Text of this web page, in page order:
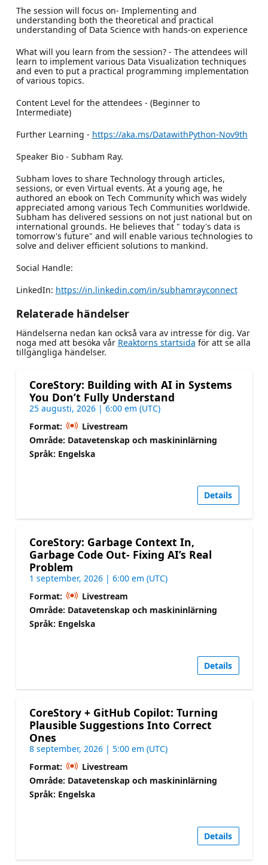
The session will focus on- Implementing and
understanding both the theoretical and practical
understanding of Data Science with hands-on experience
What will you learn from the session? - The attendees will
learn to implement various Data Visualization techniques
and even to put a practical programming implementation
of various topics.
Content Level for the attendees - (Beginner to
Intermediate)
Further Learning - https://aka.ms/DatawithPython-Nov9th
Speaker Bio - Subham Ray.
Subham loves to share Technology through articles,
sessions, or even Virtual events. At a young age, he
authored an ebook on Tech Community which was widely
appreciated among various Tech Communities worldwide.
Subham has delivered sessions on not just national but on
international grounds. He believes that " today's data is
tomorrow's future" and will enable various technologies to
solve and deliver efficient solutions to mankind.
Social Handle:
LinkedIn: https://in.linkedin.com/in/subhamrayconnect
Relaterade händelser
Händelserna nedan kan också vara av intresse för dig. Var
noga med att besöka vår Reaktorns startsida för att se alla
tillgängliga händelser.
CoreStory: Building with AI in Systems
You Don’t Fully Understand
25 augusti, 2026 | 6:00 em (UTC)
Format:
Livestream
Område: Datavetenskap och maskininlärning
Språk: Engelska
Details
CoreStory: Garbage Context In,
Garbage Code Out- Fixing AI’s Real
Problem
1 september, 2026 | 6:00 em (UTC)
Format:
Livestream
Område: Datavetenskap och maskininlärning
Språk: Engelska
Details
CoreStory + GitHub Copilot: Turning
Plausible Suggestions Into Correct
Ones
8 september, 2026 | 5:00 em (UTC)
Format:
Livestream
Område: Datavetenskap och maskininlärning
Språk: Engelska
Details